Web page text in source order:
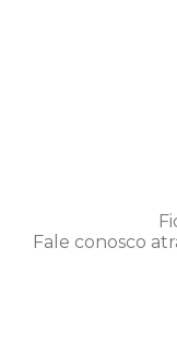
Fale conosco